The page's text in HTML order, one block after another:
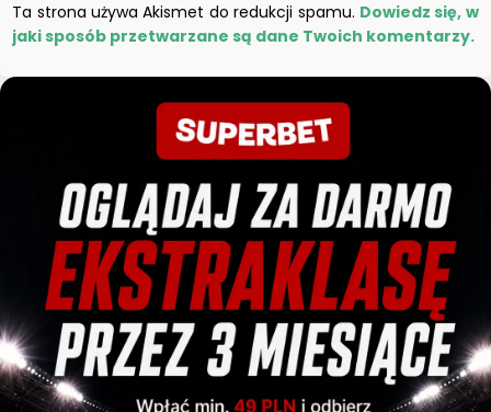
Ta strona używa Akismet do redukcji spamu. Dowiedz się, w
jaki sposób przetwarzane są dane Twoich komentarzy.